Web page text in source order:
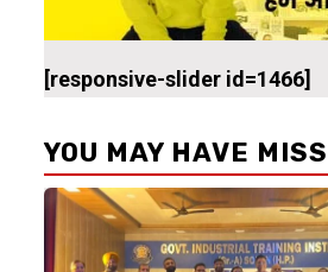
[responsive-slider id=1466]
YOU MAY HAVE